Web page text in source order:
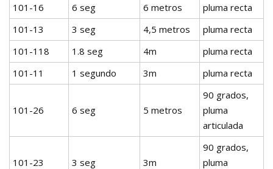
101-16 6 seg 6 metros
pluma recta
101-13
3 seg 4,5 metros
pluma recta
101-118
1.8 seg 4m
pluma recta
101-11
1 segundo 3m pluma recta
101-26 6 seg 5 metros
90 grados,
pluma
articulada
101-23 3 seg 3m
90 grados,
pluma